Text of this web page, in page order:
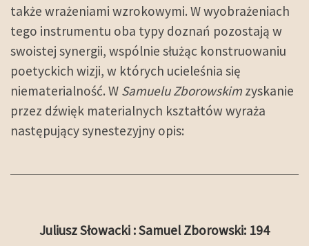
także wrażeniami wzrokowymi. W wyobrażeniach
tego instrumentu oba typy doznań pozostają w
swoistej synergii, wspólnie służąc konstruowaniu
poetyckich wizji, w których ucieleśnia się
niematerialność. W Samuelu Zborowskim zyskanie
przez dźwięk materialnych kształtów wyraża
następujący synestezyjny opis:
Juliusz Słowacki : Samuel Zborowski: 194